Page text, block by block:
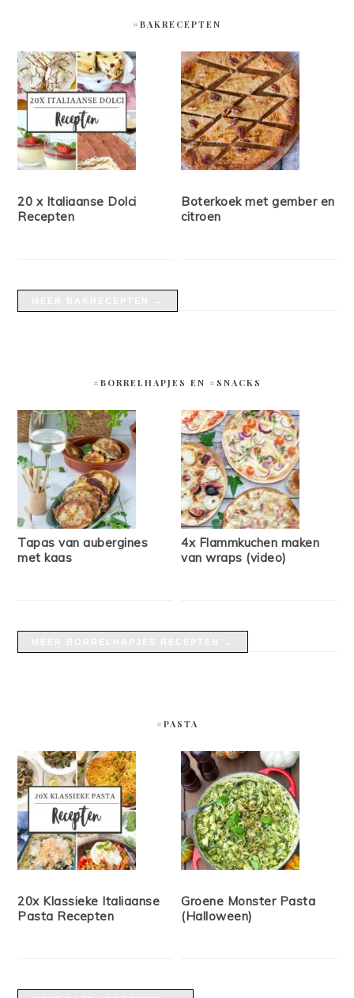
#BAKRECEPTEN
20 x Italiaanse Dolci
Recepten
Boterkoek met gember en
citroen
#BORRELHAPJES EN #SNACKS
Tapas van aubergines
met kaas
4x Flammkuchen maken
van wraps (video)
#PASTA
20x Klassieke Italiaanse
Pasta Recepten
Groene Monster Pasta
(Halloween)